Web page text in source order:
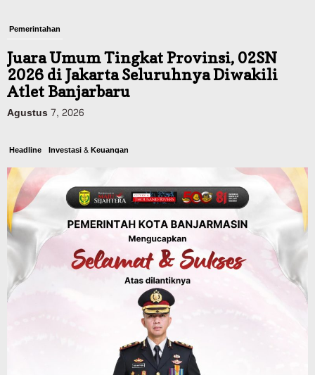
Pemerintahan
Juara Umum Tingkat Provinsi, 02SN
2026 di Jakarta Seluruhnya Diwakili
Atlet Banjarbaru
Agustus 7, 2026
Headline Investasi & Keuangan
KUA-PPAS 2027 Banjarbaru Defisit 170
Miliar, Pendapatan 1,2 Triliun Belanja
1,37 Triliun, Tutup Kekurangan dari
SiLPA
Agustus 7, 2026
Kalsel
Operasi Sikat Intan 2026 Berakhir, Polda
Kalsel Amankan Ribuan Miras Hingga